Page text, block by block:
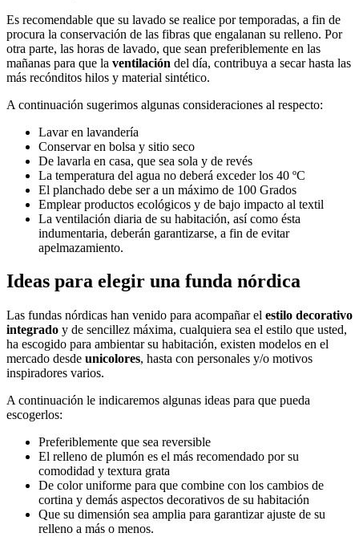
Es recomendable que su lavado se realice por temporadas, a fin de
procura la conservación de las fibras que engalanan su relleno. Por
otra parte, las horas de lavado, que sean preferiblemente en las
mañanas para que la ventilación del día, contribuya a secar hasta las
más recónditos hilos y material sintético.
A continuación sugerimos algunas consideraciones al respecto:
Lavar en lavandería
Conservar en bolsa y sitio seco
De lavarla en casa, que sea sola y de revés
La temperatura del agua no deberá exceder los 40 ºC
El planchado debe ser a un máximo de 100 Grados
Emplear productos ecológicos y de bajo impacto al textil
La ventilación diaria de su habitación, así como ésta
indumentaria, deberán garantizarse, a fin de evitar
apelmazamiento.
Ideas para elegir una funda nórdica
Las fundas nórdicas han venido para acompañar el estilo decorativo
integrado y de sencillez máxima, cualquiera sea el estilo que usted,
ha escogido para ambientar su habitación, existen modelos en el
mercado desde unicolores, hasta con personales y/o motivos
inspiradores varios.
A continuación le indicaremos algunas ideas para que pueda
escogerlos:
Preferiblemente que sea reversible
El relleno de plumón es el más recomendado por su
comodidad y textura grata
De color uniforme para que combine con los cambios de
cortina y demás aspectos decorativos de su habitación
Que su dimensión sea amplia para garantizar ajuste de su
relleno a más o menos.